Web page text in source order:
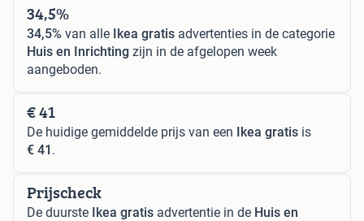
34,5%
34,5% van alle Ikea gratis advertenties in de categorie
Huis en Inrichting zijn in de afgelopen week
aangeboden.
€ 41
De huidige gemiddelde prijs van een Ikea gratis is
€ 41 .
Prijscheck
De duurste Ikea gratis advertentie in de Huis en